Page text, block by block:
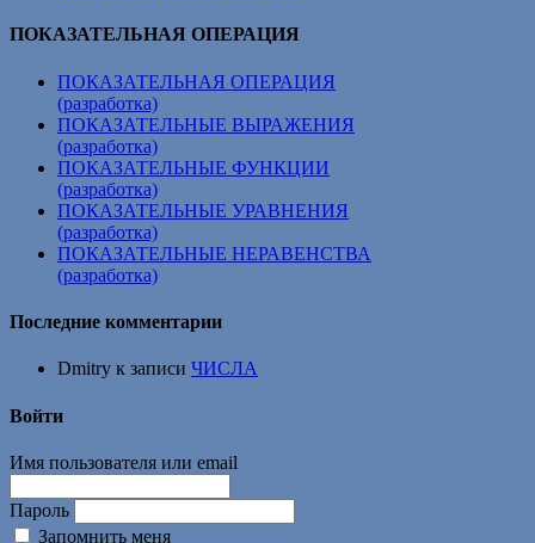
ПОКАЗАТЕЛЬНАЯ ОПЕРАЦИЯ
ПОКАЗАТЕЛЬНАЯ ОПЕРАЦИЯ
(разработка)
ПОКАЗАТЕЛЬНЫЕ ВЫРАЖЕНИЯ
(разработка)
ПОКАЗАТЕЛЬНЫЕ ФУНКЦИИ
(разработка)
ПОКАЗАТЕЛЬНЫЕ УРАВНЕНИЯ
(разработка)
ПОКАЗАТЕЛЬНЫЕ НЕРАВЕНСТВА
(разработка)
Последние комментарии
Dmitry к записи ЧИСЛА
Войти
Имя пользователя или email
Пароль
Запомнить меня